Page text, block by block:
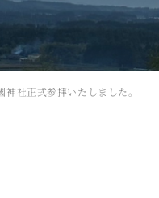
神社正式参拝いたしました。